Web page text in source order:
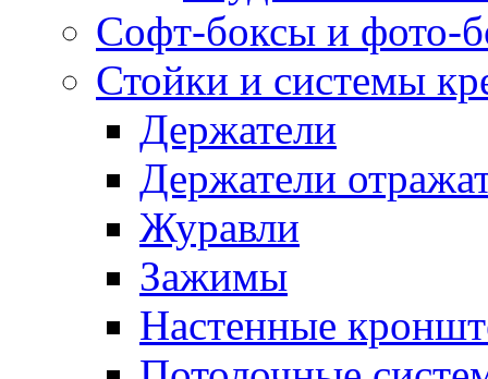
Софт-боксы и фото-
Стойки и системы
Держатели
Держатели
Журавли
Зажимы
Настенные